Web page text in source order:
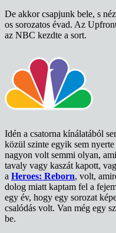
De akkor csapjunk bele, s
os sorozatos évad. Az
az NBC kezdte a sort.
Idén a csatorna kínálatából
közül szinte egyik sem
nagyon volt semmi olyan,
tavaly vagy kaszát kapott,
a Heroes: Reborn, volt,
dolog miatt kaptam fel a
egy év, hogy egy sorozat
csalódás volt. Van még egy
be.